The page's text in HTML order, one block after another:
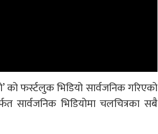
को फर्स्टलुक भिडियो सार्वजनिक गरिएको
भिडियोमा चलचित्रका सबै